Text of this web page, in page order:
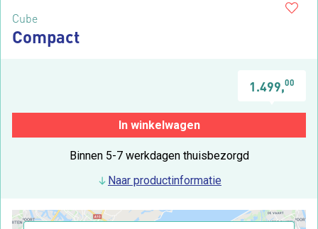
Cube
Compact
1.499,00
In winkelwagen
Binnen 5-7 werkdagen thuisbezorgd
Naar productinformatie